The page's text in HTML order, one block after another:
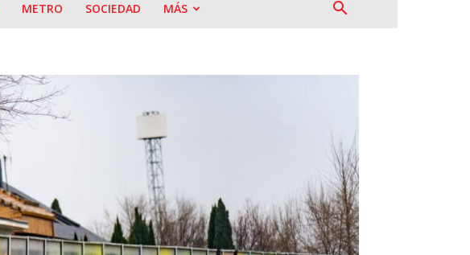
METRO SOCIEDAD MÁS